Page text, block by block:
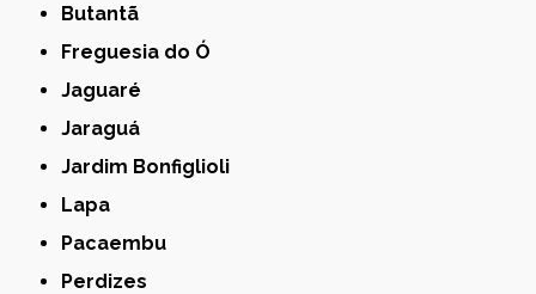
Butantã
Freguesia do Ó
Jaguaré
Jaraguá
Jardim Bonfiglioli
Lapa
Pacaembu
Perdizes